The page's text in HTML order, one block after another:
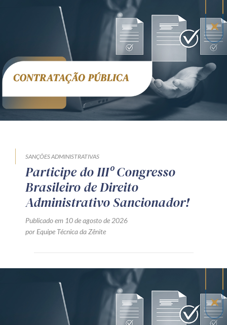
SANÇÕES ADMINISTRATIVAS
Participe do IIIº Congresso
Brasileiro de Direito
Administrativo Sancionador!
Publicado em 10 de agosto de 2026
por Equipe Técnica da Zênite